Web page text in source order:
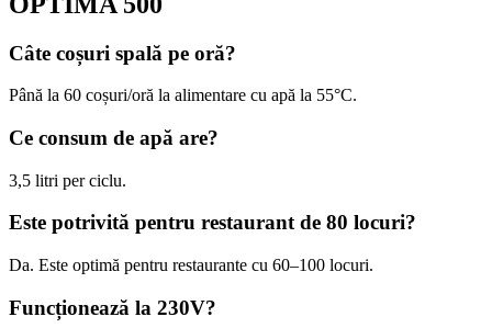
Câte coșuri spală pe oră?
Până la 60 coșuri/oră la alimentare cu apă la 55°C.
Ce consum de apă are?
3,5 litri per ciclu.
Este potrivită pentru restaurant de 80 locuri?
Da. Este optimă pentru restaurante cu 60–100 locuri.
Funcționează la 230V?